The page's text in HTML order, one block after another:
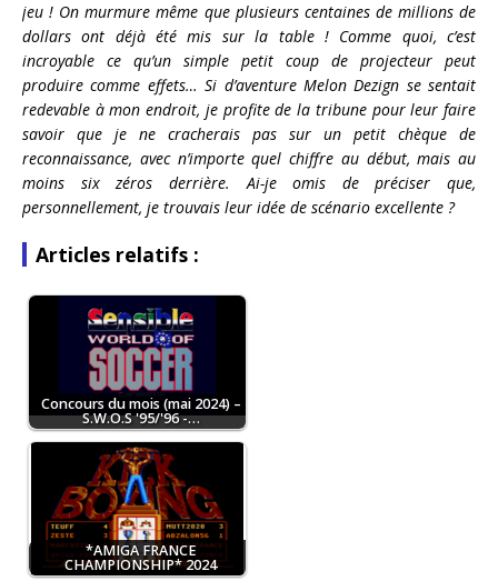
jeu ! On murmure même que plusieurs centaines de millions de
dollars ont déjà été mis sur la table ! Comme quoi, c’est
incroyable ce qu’un simple petit coup de projecteur peut
produire comme effets… Si d’aventure Melon Dezign se sentait
redevable à mon endroit, je profite de la tribune pour leur faire
savoir que je ne cracherais pas sur un petit chèque de
reconnaissance, avec n’importe quel chiffre au début, mais au
moins six zéros derrière. Ai-je omis de préciser que,
personnellement, je trouvais leur idée de scénario excellente ?
Articles relatifs :
Concours du mois (mai 2024) –
S.W.O.S '95/'96 -…
*AMIGA FRANCE
CHAMPIONSHIP* 2024